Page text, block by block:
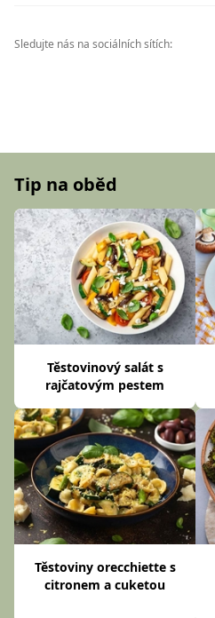
Sledujte nás na sociálních sítích:
Tip na oběd
Těstovinový salát s
rajčatovým pestem
Těstoviny orecchiette s
citronem a cuketou